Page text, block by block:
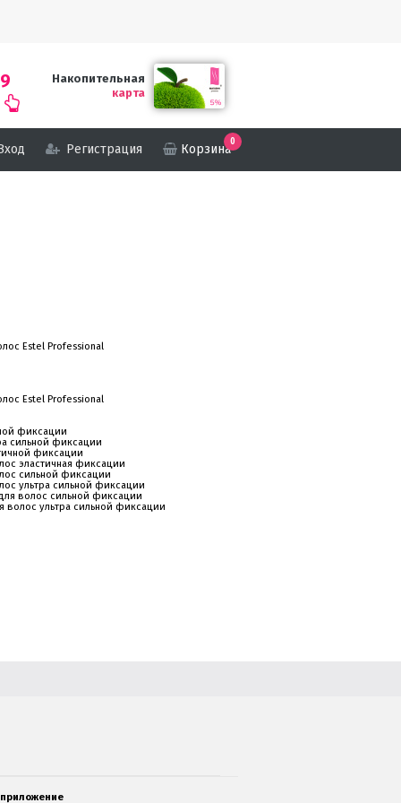
Накопительная
карта
Регистрация Корзина
0
Estel Professional
Estel Professional
фиксации
сильной фиксации
фиксации
эластичная фиксации
сильной фиксации
ультра сильной фиксации
волос сильной фиксации
волос ультра сильной фиксации